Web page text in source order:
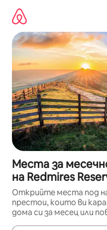
съдържанието
Места за
на Redmires
Открийте места под
престои, които ви
дома си за месец или